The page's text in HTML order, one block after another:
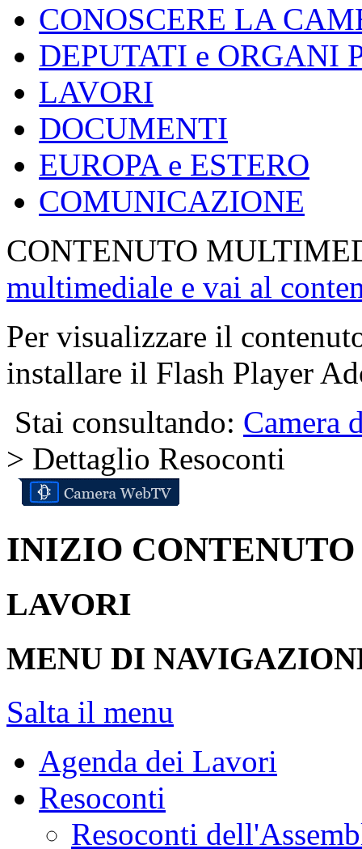
CONOSCERE LA
DEPUTATI e ORGANI
LAVORI
DOCUMENTI
EUROPA e ESTERO
COMUNICAZIONE
CONTENUTO
multimediale e vai al
Per visualizzare il
installare il Flash Player
Stai consultando: Camera
> Dettaglio Resoconti
INIZIO CONTENUTO
LAVORI
MENU DI
Salta il menu
Agenda dei Lavori
Resoconti
Resoconti